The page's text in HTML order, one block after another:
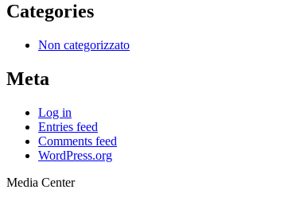
Categories
Non categorizzato
Meta
Log in
Entries feed
Comments feed
WordPress.org
Media Center